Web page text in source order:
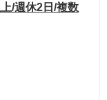
/週休2日/複数